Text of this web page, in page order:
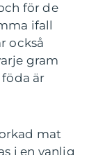
för de
ifall
också
gram
är
mat
i en vanlig